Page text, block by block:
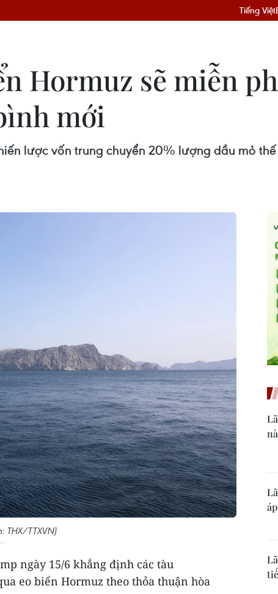
Tiếng Việt
Hormuz sẽ miễn
mới
lược vốn trung chuyển 20% lượng dầu mỏ
THX/TTXVN)
ngày 15/6 khẳng định các tàu
eo biển Hormuz theo thỏa thuận hòa